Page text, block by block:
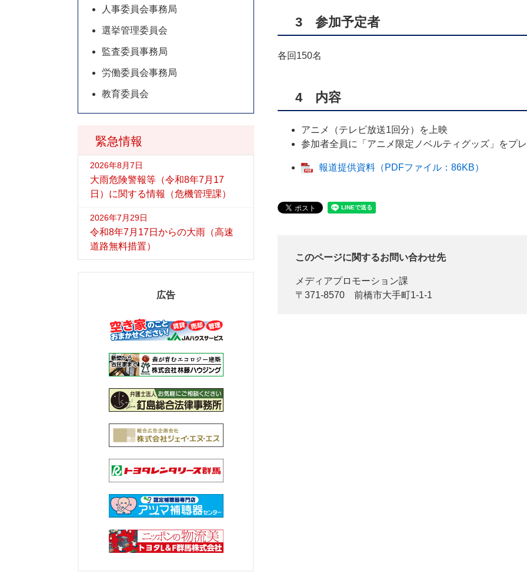
3 参加予定者
各回150名
4 内容
アニメ（テレビ放送1回分）を上映
参加者全員に「アニメ限定ノベルティグッズ」をプ
報道提供資料（PDFファイル：86KB）
このページに関するお問い合わせ先
メディアプロモーション課
〒371-8570
前橋市大手町1-1-1
緊急情報
2026年8月7日
大雨危険警報等（令和8年7月17
日）に関する情報（危機管理課）
2026年7月29日
令和8年7月17日からの大雨（高速
道路無料措置）
人事委員会事務局
選挙管理委員会
監査委員事務局
労働委員会事務局
教育委員会
広告